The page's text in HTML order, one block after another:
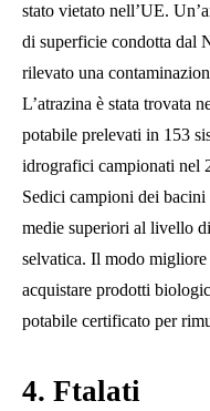
stato vietato nell’UE.
di superficie condotta dal
rilevato una
L’atrazina è stata trovata
potabile prelevati in 153
idrografici campionati nel
Sedici campioni dei
medie superiori al livello
selvatica. Il modo migliore
acquistare prodotti
potabile certificato per
4. Ftalati